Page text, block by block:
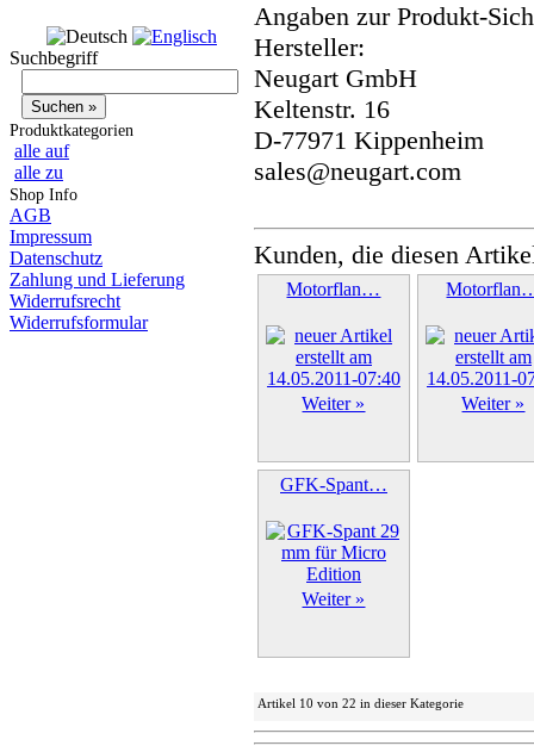
Suchbegriff
Produktkategorien
alle auf
alle zu
Shop Info
AGB
Impressum
Datenschutz
Zahlung und Lieferung
Widerrufsrecht
Widerrufsformular
Angaben zur Produkt-
Hersteller:
Neugart GmbH
Keltenstr. 16
D-77971 Kippenheim
sales@neugart.com
Kunden, die diesen
Motorflan…
Weiter » Weiter »
GFK-Spant…
Weiter »
Artikel 10 von 22 in dieser Kategorie